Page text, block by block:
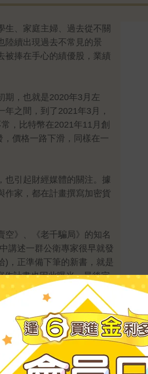
生、家庭主婦、過去從不關
陸續出現過去不常見的景
被捧在手心的績優股，業績
期，也就是2020年3月左
之間，到了2021年3月，
，比特幣在2021年11月創
價格一路下滑，同樣在一
也引起財經媒體的關注。據
作家，都在計畫撰寫加密貨
空》、《老千騙局》的知名
講述一群公衛專家很早就發
)，正準備下筆的新書，就是
作計畫也因此曝光。最後完
。
查記者Zeke Faux。當時他目睹
進各種各樣的加密貨幣。這些貨
，也是最可疑的，很多所謂的加